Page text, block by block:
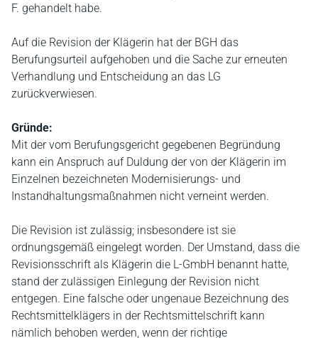
F. gehandelt habe.
Auf die Revision der Klägerin hat der BGH das
Berufungsurteil aufgehoben und die Sache zur erneuten
Verhandlung und Entscheidung an das LG
zurückverwiesen.
Gründe:
Mit der vom Berufungsgericht gegebenen Begründung
kann ein Anspruch auf Duldung der von der Klägerin im
Einzelnen bezeichneten Modernisierungs- und
Instandhaltungsmaßnahmen nicht verneint werden.
Die Revision ist zulässig; insbesondere ist sie
ordnungsgemäß eingelegt worden. Der Umstand, dass die
Revisionsschrift als Klägerin die L-GmbH benannt hatte,
stand der zulässigen Einlegung der Revision nicht
entgegen. Eine falsche oder ungenaue Bezeichnung des
Rechtsmittelklägers in der Rechtsmittelschrift kann
nämlich behoben werden, wenn der richtige